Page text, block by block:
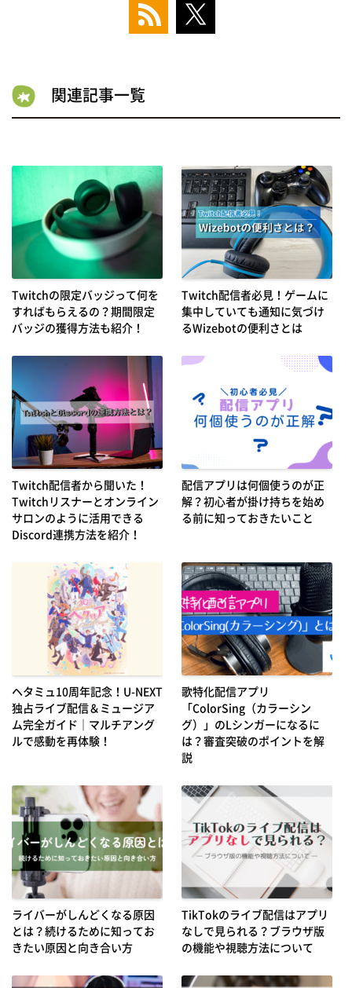
関連記事一覧
Twitchの限定バッジって何を
すればもらえるの？期間限定
バッジの獲得方法も紹介！
Twitch配信者必見！ゲームに
集中していても通知に気づけ
るWizebotの便利さとは
Twitch配信者から聞いた！
Twitchリスナーとオンライン
サロンのように活用できる
Discord連携方法を紹介！
配信アプリは何個使うのが正
解？初心者が掛け持ちを始め
る前に知っておきたいこと
ヘタミュ10周年記念！U-NEXT
独占ライブ配信＆ミュージア
ム完全ガイド｜マルチアング
ルで感動を再体験！
歌特化配信アプリ
「ColorSing（カラーシン
グ）」のLシンガーになるに
は？審査突破のポイントを解
説
ライバーがしんどくなる原因
とは？続けるために知ってお
きたい原因と向き合い方
TikTokのライブ配信はアプリ
なしで見られる？ブラウザ版
の機能や視聴方法について